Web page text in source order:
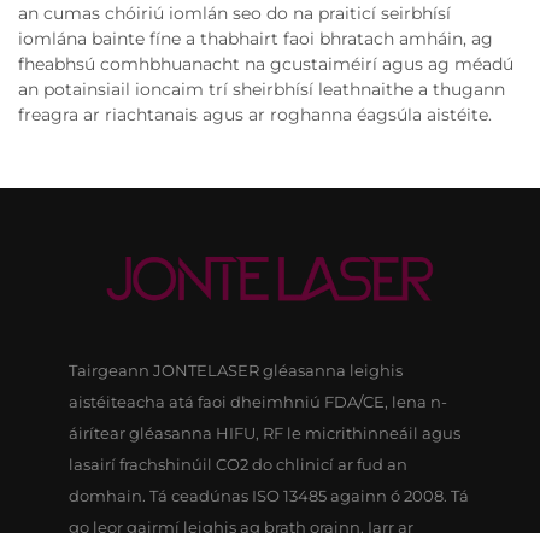
an cumas chóiriú iomlán seo do na praiticí seirbhísí
iomlána bainte fíne a thabhairt faoi bhratach amháin, ag
fheabhsú comhbhuanacht na gcustaiméirí agus ag méadú
an potainsiail ioncaim trí sheirbhísí leathnaithe a thugann
freagra ar riachtanais agus ar roghanna éagsúla aistéite.
Tairgeann JONTELASER gléasanna leighis
aistéiteacha atá faoi dheimhniú FDA/CE, lena n-
áirítear gléasanna HIFU, RF le micrithinneáil agus
lasairí frachshinúil CO2 do chlinicí ar fud an
domhain. Tá ceadúnas ISO 13485 againn ó 2008. Tá
go leor gairmí leighis ag brath orainn. Iarr ar